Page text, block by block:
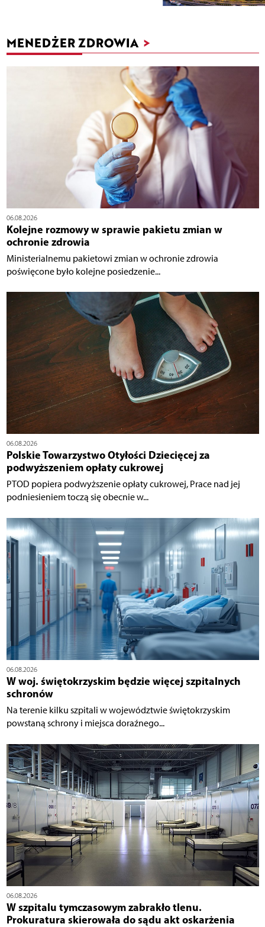
MENEDŻER ZDROWIA >
06.08.2026
Kolejne rozmowy w sprawie pakietu zmian w
ochronie zdrowia
Ministerialnemu pakietowi zmian w ochronie zdrowia
poświęcone było kolejne posiedzenie...
06.08.2026
Polskie Towarzystwo Otyłości Dziecięcej za
podwyższeniem opłaty cukrowej
PTOD popiera podwyższenie opłaty cukrowej, Prace nad jej
podniesieniem toczą się obecnie w...
06.08.2026
W woj. świętokrzyskim będzie więcej szpitalnych
schronów
Na terenie kilku szpitali w województwie świętokrzyskim
powstaną schrony i miejsca doraźnego...
06.08.2026
W szpitalu tymczasowym zabrakło tlenu.
Prokuratura skierowała do sądu akt oskarżenia